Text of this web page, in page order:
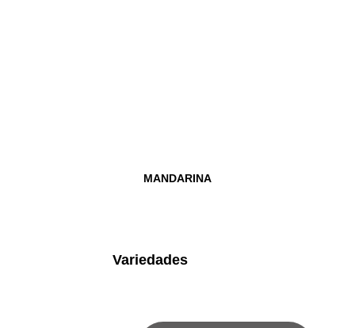
MANDARINA
Variedades